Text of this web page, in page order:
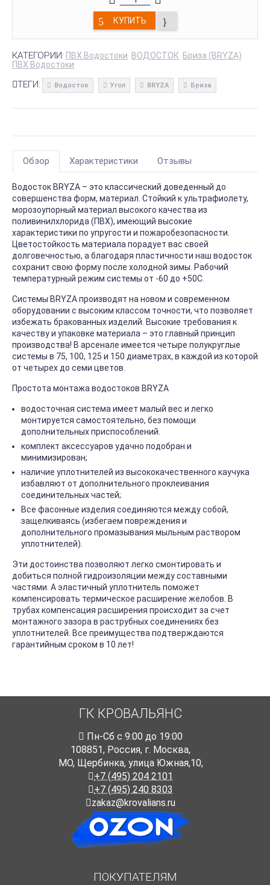
КУПИТЬ
КАТЕГОРИИ: ПВХ Водостоки ВОДОСТОК Бриза (BRYZA)
ПВХ Водостоки
ТЕГИ: Водосток Угол BRYZA Бриза
Обзор Характеристики Отзывы
Водосток BRYZA – это классический доведенный до
совершенства форм, материал. Стойкий к ультрафиолету,
морозоупорный материал высокого качества из
поливинилхлорида (ПВХ), имеющий высокие
характеристики по упругости и пожаробезопасности.
Цветостойкость материала порадует вас своей
долговечностью, а благодаря пластичности наш водосток
сохранит свою форму после холодной зимы. Рабочий
температурный режим системы от -60 до +50С.
Системы BRYZA производят на новом и современном
оборудовании с высоким классом точности, что позволяет
избежать бракованных изделий. Высокие требования к
качеству и упаковке материала – это главный принцип
производства! В арсенале имеется четыре полукруглые
системы в 75, 100, 125 и 150 диаметрах, в каждой из которой
от четырех до семи цветов.
Простота монтажа водостоков BRYZA
водосточная система имеет малый вес и легко
монтируется самостоятельно, без помощи
дополнительных приспособлений.
комплект аксессуаров удачно подобран и
минимизирован;
наличие уплотнителей из высококачественного каучука
избавляют от дополнительного проклеивания
соединительных частей;
Все фасонные изделия соединяются между собой,
защелкиваясь (избегаем повреждения и
дополнительного промазывания мыльным раствором
уплотнителей).
Эти достоинства позволяют легко смонтировать и
добиться полной гидроизоляции между составными
частями. А эластичный уплотнитель поможет
компенсировать термическое расширение желобов. В
трубах компенсация расширения происходит за счет
монтажного зазора в раструбных соединениях без
уплотнителей. Все преимущества подтверждаются
гарантийным сроком в 10 лет!
ГК КРОВАЛЬЯНС
Пн-Cб с 9:00 до 19:00
108851, Россия, г. Москва,
МО, Щербинка, улица Южная,10,
+7 (495) 204 2101
+7 (495) 240 8303
zakaz@krovalians.ru
ПОКУПАТЕЛЯМ